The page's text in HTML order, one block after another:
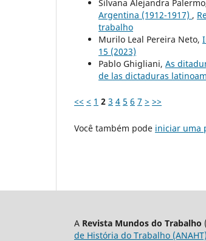
Silvana Alejandra
Argentina (1912-1917) ,
trabalho
Murilo Leal Pereira Neto,
15 (2023)
Pablo Ghigliani, As
de las dictaduras
<< < 1 2 3 4 5 6 7 > >>
Você também pode iniciar uma
A Revista Mundos do Trabalho
de História do Trabalho